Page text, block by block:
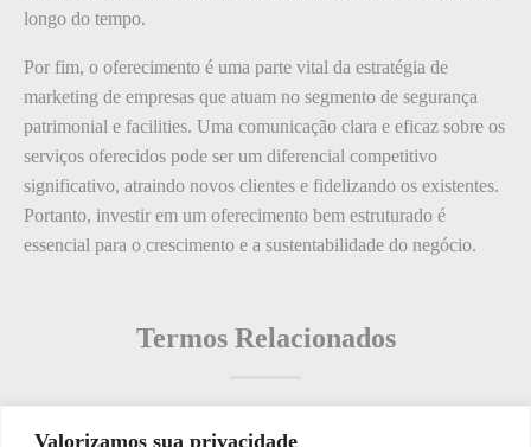
Valorizamos sua privacidade
longo do tempo.
Por fim, o oferecimento é uma parte vital da estratégia de
marketing de empresas que atuam no segmento de segurança
patrimonial e facilities. Uma comunicação clara e eficaz sobre os
serviços oferecidos pode ser um diferencial competitivo
significativo, atraindo novos clientes e fidelizando os existentes.
Portanto, investir em um oferecimento bem estruturado é
essencial para o crescimento e a sustentabilidade do negócio.
Termos Relacionados